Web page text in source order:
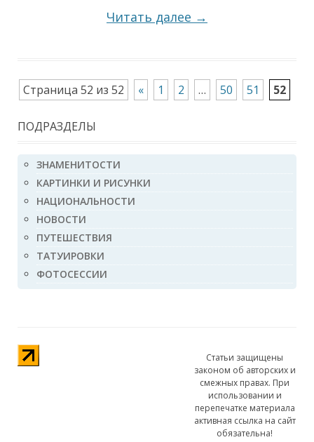
Читать далее →
Страница 52 из 52 « 1 2 … 50 51 52
ПОДРАЗДЕЛЫ
ЗНАМЕНИТОСТИ
КАРТИНКИ И РИСУНКИ
НАЦИОНАЛЬНОСТИ
НОВОСТИ
ПУТЕШЕСТВИЯ
ТАТУИРОВКИ
ФОТОСЕССИИ
Статьи защищены
законом об авторских и
смежных правах. При
использовании и
перепечатке материала
активная ссылка на сайт
обязательна!